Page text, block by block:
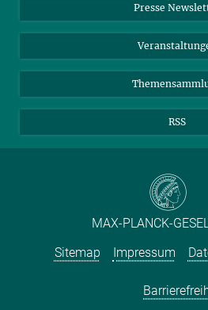
Meldestelle Fehlverhalten
TikTok
YouTube
Presse
RSS
MAX-PLANCK-
Sitemap
Impressum